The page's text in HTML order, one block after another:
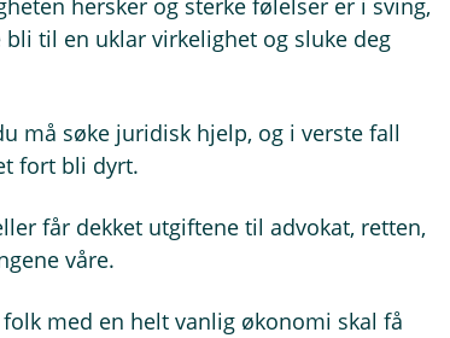
hersker og sterke følelser er i sving,
til en uklar virkelighet og sluke deg
må søke juridisk hjelp, og i verste fall
fort bli dyrt.
får dekket utgiftene til advokat, retten,
våre.
med en helt vanlig økonomi skal få